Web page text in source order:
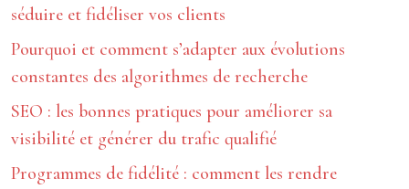
séduire et fidéliser vos clients
Pourquoi et comment s’adapter aux évolutions
constantes des algorithmes de recherche
SEO : les bonnes pratiques pour améliorer sa
visibilité et générer du trafic qualifié
Programmes de fidélité : comment les rendre